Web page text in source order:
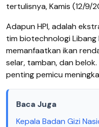
tertulisnya, Kamis (12/9/
Adapun HPI, adalah
tim biotechnologi Libang
memanfaatkan ikan
selar, tamban, dan
penting pemicu
Baca Juga
Kepala Badan Gizi